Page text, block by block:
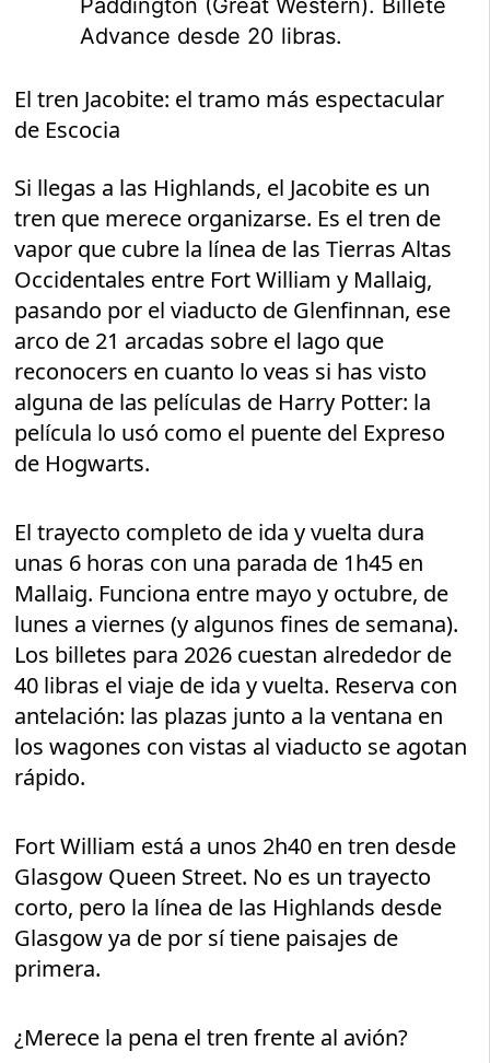
Paddington (Great Western). Billete
Advance desde 20 libras.
El tren Jacobite: el tramo más espectacular
de Escocia
Si llegas a las Highlands, el Jacobite es un
tren que merece organizarse. Es el tren de
vapor que cubre la línea de las Tierras Altas
Occidentales entre Fort William y Mallaig,
pasando por el viaducto de Glenfinnan, ese
arco de 21 arcadas sobre el lago que
reconocers en cuanto lo veas si has visto
alguna de las películas de Harry Potter: la
película lo usó como el puente del Expreso
de Hogwarts.
El trayecto completo de ida y vuelta dura
unas 6 horas con una parada de 1h45 en
Mallaig. Funciona entre mayo y octubre, de
lunes a viernes (y algunos fines de semana).
Los billetes para 2026 cuestan alrededor de
40 libras el viaje de ida y vuelta. Reserva con
antelación: las plazas junto a la ventana en
los wagones con vistas al viaducto se agotan
rápido.
Fort William está a unos 2h40 en tren desde
Glasgow Queen Street. No es un trayecto
corto, pero la línea de las Highlands desde
Glasgow ya de por sí tiene paisajes de
primera.
¿Merece la pena el tren frente al avión?